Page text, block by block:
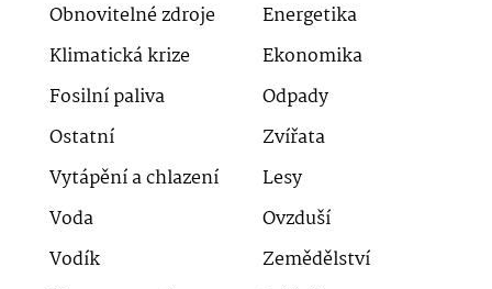
Obnovitelné zdroje
Energetika
Klimatická krize
Ekonomika
Fosilní paliva
Odpady
Ostatní
Zvířata
Vytápění a chlazení
Lesy
Voda
Ovzduší
Vodík
Zemědělství